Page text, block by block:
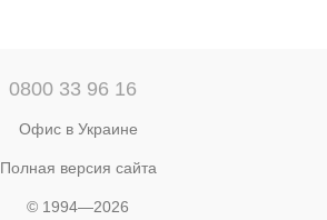
0800 33 96 16
Офис в Украине
Полная версия сайта
© 1994—2026